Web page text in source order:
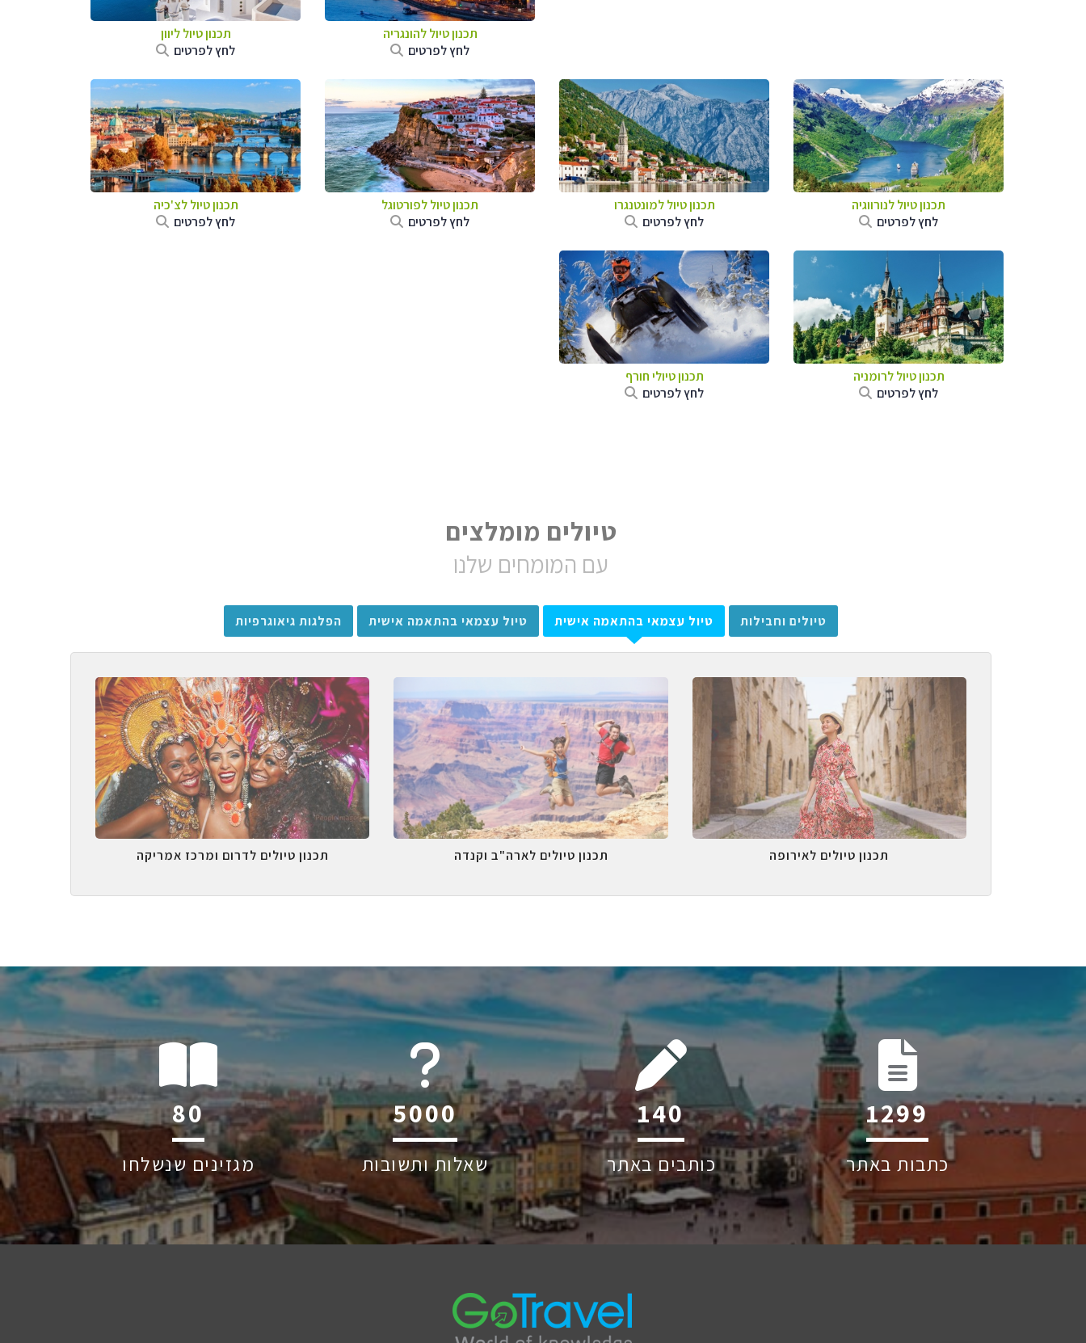
תכנון טיול להונגריה
לחץ לפרטים
תכנון טיול ליוון
לחץ לפרטים
תכנון טיול לנורווגיה
לחץ לפרטים
תכנון טיול למונטנגרו
לחץ לפרטים
תכנון טיול לפורטוגל
לחץ לפרטים
תכנון טיול לצ'כיה
לחץ לפרטים
תכנון טיול לרומניה
לחץ לפרטים
תכנון טיולי חורף
לחץ לפרטים
טיולים מומלצים
עם המומחים שלנו
טיולים וחבילות טיול עצמאי בהתאמה אישית טיול עצמאי בהתאמה אישית הפלגות גיאוגרפיות
תכנון טיולים לאירופה תכנון טיולים לארה"ב וקנדה תכנון טיולים לדרום ומרכז אמריקה
127
מגזינים שנשלחו
6045
שאלות ותשובות
222
כותבים באתר
2069
כתבות באתר